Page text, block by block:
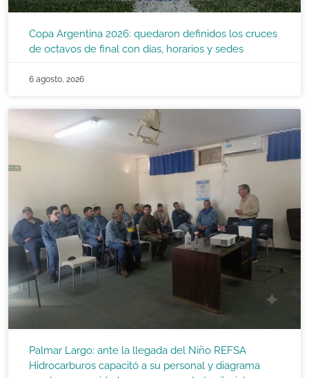
Copa Argentina 2026: quedaron definidos los cruces
de octavos de final con días, horarios y sedes
6 agosto, 2026
Palmar Largo: ante la llegada del Niño REFSA
Hidrocarburos capacitó a su personal y diagrama